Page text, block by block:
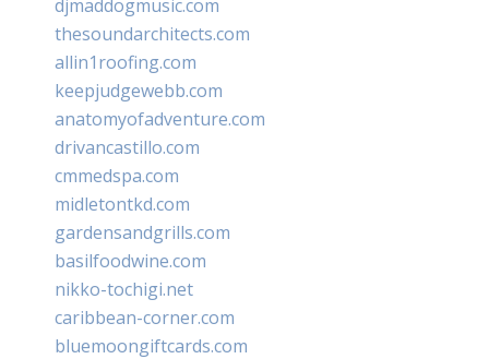
djmaddogmusic.com
thesoundarchitects.com
allin1roofing.com
keepjudgewebb.com
anatomyofadventure.com
drivancastillo.com
cmmedspa.com
midletontkd.com
gardensandgrills.com
basilfoodwine.com
nikko-tochigi.net
caribbean-corner.com
bluemoongiftcards.com